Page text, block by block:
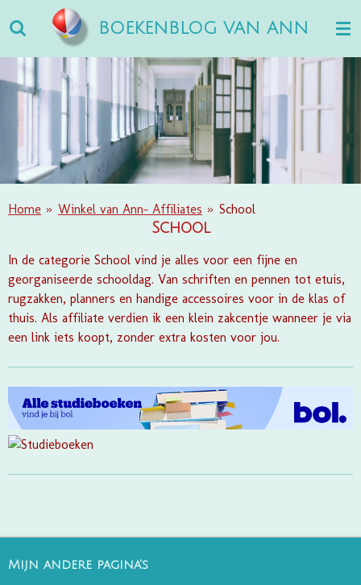
direct
naar
hoofdinhoud
BOEKENBLOG VAN ANN
Home » Winkel van Ann- Affiliates » School
School
In de categorie School vind je alles voor een fijne en
georganiseerde schooldag. Van schriften en pennen tot etuis,
rugzakken, planners en handige accessoires voor in de klas of
thuis. Als affiliate verdien ik een klein zakcentje wanneer je via
een link iets koopt, zonder extra kosten voor jou.
Mijn andere pagina's